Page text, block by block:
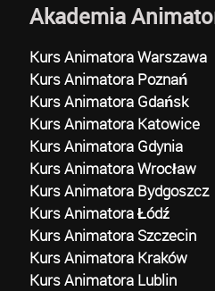
Akademia
Kurs Animatora Warszawa
Kurs Animatora Poznań
Kurs Animatora Gdańsk
Kurs Animatora Katowice
Kurs Animatora Gdynia
Kurs Animatora Wrocław
Kurs Animatora Bydgoszcz
Kurs Animatora Łódź
Kurs Animatora Szczecin
Kurs Animatora Kraków
Kurs Animatora Lublin